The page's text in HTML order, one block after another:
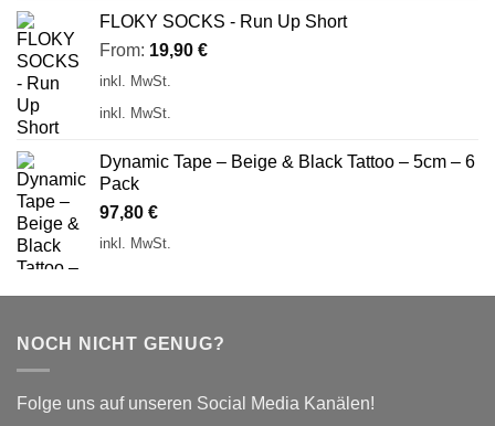
FLOKY SOCKS - Run Up Short
From: 19,90 €
inkl. MwSt.
inkl. MwSt.
Dynamic Tape – Beige & Black Tattoo – 5cm – 6
Pack
97,80 €
inkl. MwSt.
NOCH NICHT GENUG?
Folge uns auf unseren Social Media Kanälen!